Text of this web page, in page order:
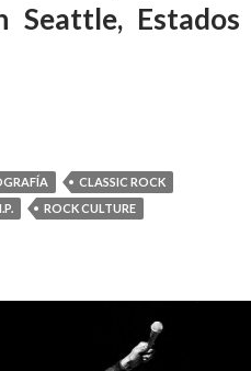
Seattle, Estados
de su muerte, Biografía
CLASSIC ROCK
ROCK CULTURE